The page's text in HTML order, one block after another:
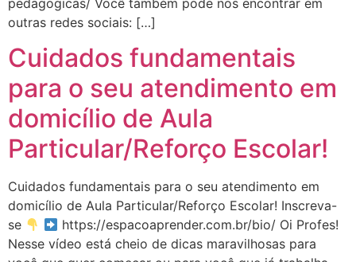
outras redes sociais: […]
Cuidados fundamentais
para o seu atendimento em
domicílio de Aula
Particular/Reforço Escolar!
Cuidados fundamentais para o seu atendimento em
domicílio de Aula Particular/Reforço Escolar! Inscreva-
se
https://espacoaprender.com.br/bio/ Oi Profes!
Nesse vídeo está cheio de dicas maravilhosas para